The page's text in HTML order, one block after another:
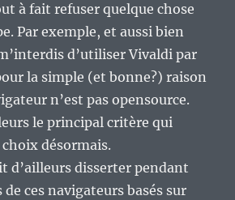
à fait refuser quelque chose
Par exemple, et aussi bien
d’utiliser Vivaldi par
la simple (et bonne?) raison
n’est pas opensource.
le principal critère qui
désormais.
d’ailleurs disserter pendant
de ces navigateurs basés sur